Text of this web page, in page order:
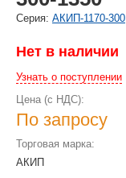
Cерия: АКИП-1170-300
Нет в наличии
Узнать о поступлении
Цена (с НДС):
По запросу
Торговая марка:
АКИП